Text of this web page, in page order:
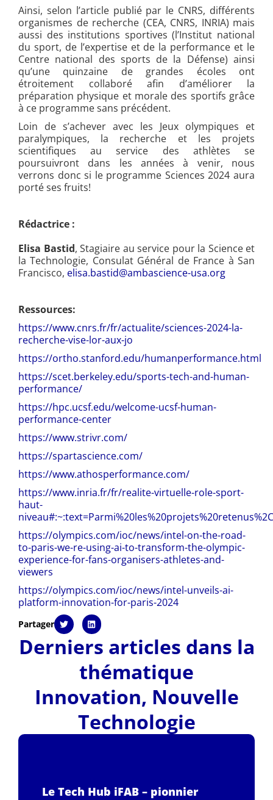
Ainsi, selon l’article publié par le CNRS, différents
organismes de recherche (CEA, CNRS, INRIA) mais
aussi des institutions sportives(l’Institut national
du sport, de l’expertise et de la performance et le
Centre national des sports de la Défense)ainsi
qu’une quinzaine de grandes écoles ont
étroitement collaboré afin d’améliorer la
préparation physique et morale des sportifs grâce
à ce programme sans précédent.
Loin de s’achever avec les Jeux olympiques et
paralympiques, la recherche et les projets
scientifiques au service des athlètes se
poursuivront dans les années à venir, nous
verrons donc si le programme Sciences 2024 aura
porté ses fruits!
Rédactrice :
Elisa Bastid, Stagiaire au service pour la Science et
la Technologie, Consulat Général de France à San
Francisco, elisa.bastid@ambascience-usa.org
Ressources:
https://www.cnrs.fr/fr/actualite/sciences-2024-la-
recherche-vise-lor-aux-jo
https://ortho.stanford.edu/humanperformance.html
https://scet.berkeley.edu/sports-tech-and-human-
performance/
https://hpc.ucsf.edu/welcome-ucsf-human-
performance-center
https://www.strivr.com/
https://spartascience.com/
https://www.athosperformance.com/
https://www.inria.fr/fr/realite-virtuelle-role-sport-
haut-
https://olympics.com/ioc/news/intel-on-the-road-
to-paris-we-re-using-ai-to-transform-the-olympic-
experience-for-fans-organisers-athletes-and-
viewers
https://olympics.com/ioc/news/intel-unveils-ai-
platform-innovation-for-paris-2024
Partager
Derniers articles dans la
thématique
Innovation, Nouvelle
Technologie
Le Tech Hub iFAB – pionnier